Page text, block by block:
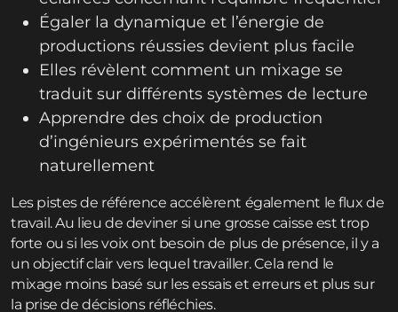
Égaler la dynamique et l’énergie de
productions réussies devient plus facile
Elles révèlent comment un mixage se
traduit sur différents systèmes de lecture
Apprendre des choix de production
d’ingénieurs expérimentés se fait
naturellement
Les pistes de référence accélèrent également le flux de
travail. Au lieu de deviner si une grosse caisse est trop
forte ou si les voix ont besoin de plus de présence, il y a
un objectif clair vers lequel travailler. Cela rend le
mixage moins basé sur les essais et erreurs et plus sur
la prise de décisions réfléchies.